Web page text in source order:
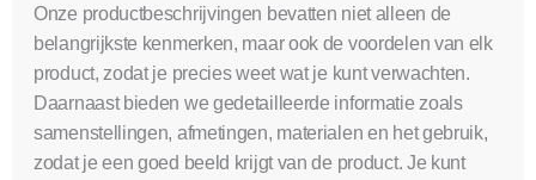
Onze productbeschrijvingen bevatten niet alleen de
belangrijkste kenmerken, maar ook de voordelen van elk
product, zodat je precies weet wat je kunt verwachten.
Daarnaast bieden we gedetailleerde informatie zoals
samenstellingen, afmetingen, materialen en het gebruik,
zodat je een goed beeld krijgt van de product. Je kunt